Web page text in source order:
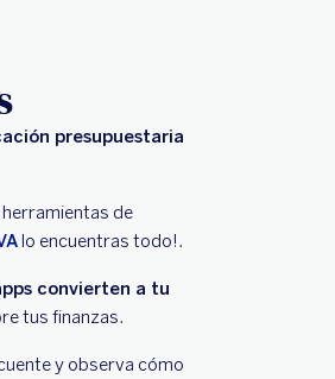
presupuestaria
de
lo encuentras todo!.
convierten a tu
tus finanzas.
y observa cómo